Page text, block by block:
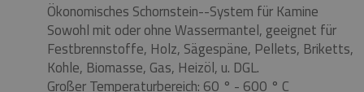
Ökonomisches Schornstein--System für Kamine
Sowohl mit oder ohne Wassermantel, geeignet für
Festbrennstoffe, Holz, Sägespäne, Pellets, Briketts,
Kohle, Biomasse, Gas, Heizöl, u. DGL.
Großer Temperaturbereich: 60 ° - 600 ° C